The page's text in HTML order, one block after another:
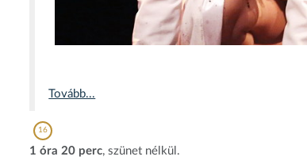
Tovább...
16
1 óra 20 perc, szünet nélkül.